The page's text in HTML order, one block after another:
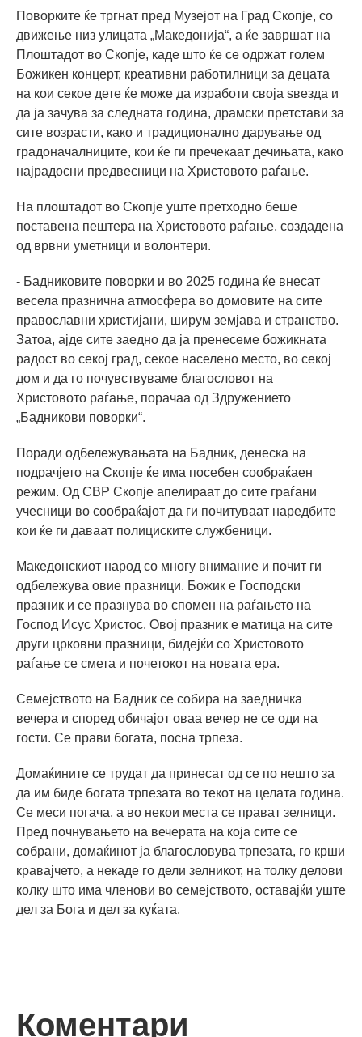
Поворките ќе тргнат пред Музејот на Град Скопје, со
движење низ улицата „Македонија“, а ќе завршат на
Плоштадот во Скопје, каде што ќе се одржат голем
Божикен концерт, креативни работилници за децата
на кои секое дете ќе може да изработи своја ѕвезда и
да ја зачува за следната година, драмски претстави за
сите возрасти, како и традиционално дарување од
градоначалниците, кои ќе ги пречекаат дечињата, како
најрадосни предвесници на Христовото раѓање.
На плоштадот во Скопје уште претходно беше
поставена пештера на Христовото раѓање, создадена
од врвни уметници и волонтери.
- Бадниковите поворки и во 2025 година ќе внесат
весела празнична атмосфера во домовите на сите
православни христијани, ширум земјава и странство.
Затоа, ајде сите заедно да ја пренесеме божикната
радост во секој град, секое населено место, во секој
дом и да го почувствуваме благословот на
Христовото раѓање, порачаа од Здружението
„Бадникови поворки“.
Поради одбележувањата на Бадник, денеска на
подрачјето на Скопје ќе има посебен сообраќаен
режим. Од СВР Скопје апелираат до сите граѓани
учесници во сообраќајот да ги почитуваат наредбите
кои ќе ги даваат полициските службеници.
Македонскиот народ со многу внимание и почит ги
одбележува овие празници. Божик е Господски
празник и се празнува во спомен на раѓањето на
Господ Исус Христос. Овој празник е матица на сите
други црковни празници, бидејќи со Христовото
раѓање се смета и почетокот на новата ера.
Семејството на Бадник се собира на заедничка
вечера и според обичајот оваа вечер не се оди на
гости. Се прави богата, посна трпеза.
Домаќините се трудат да принесат од се по нешто за
да им биде богата трпезата во текот на целата година.
Се меси погача, а во некои места се прават зелници.
Пред почнувањето на вечерата на која сите се
собрани, домаќинот ја благословува трпезата, го крши
кравајчето, а некаде го дели зелникот, на толку делови
колку што има членови во семејството, оставајќи уште
дел за Бога и дел за куќата.
Коментари